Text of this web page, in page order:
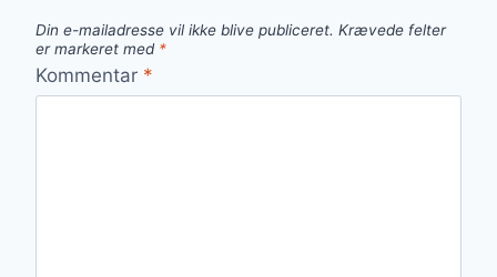
Din e-mailadresse vil ikke blive publiceret. Krævede felter
er markeret med *
Kommentar *